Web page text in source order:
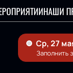
НАШИ